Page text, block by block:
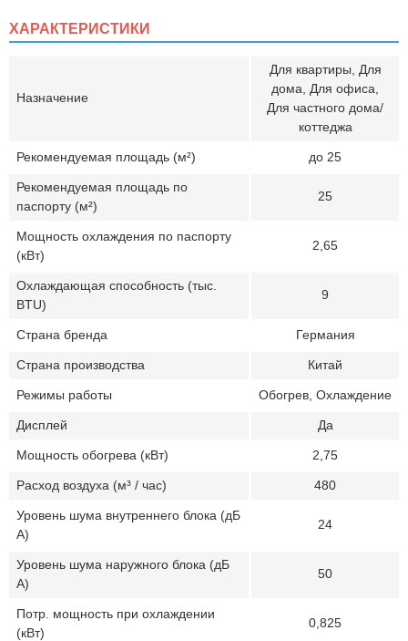
ХАРАКТЕРИСТИКИ
Назначение
Для квартиры, Для
дома, Для офиса,
Для частного дома/
коттеджа
Рекомендуемая площадь (м²) до 25
Рекомендуемая площадь по
паспорту (м²)
25
Мощность охлаждения по паспорту
(кВт)
2,65
Охлаждающая способность (тыс.
BTU)
9
Страна бренда Германия
Страна производства Китай
Режимы работы Обогрев, Охлаждение
Дисплей Да
Мощность обогрева (кВт) 2,75
Расход воздуха (м³ / час) 480
Уровень шума внутреннего блока (дБ
А)
24
Уровень шума наружного блока (дБ
А)
50
Потр. мощность при охлаждении
(кВт)
0,825